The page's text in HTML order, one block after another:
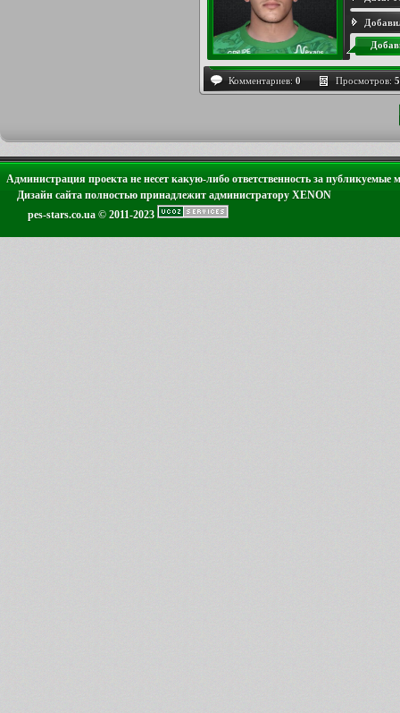
Комментариев: 0 Просмотров:
Администрация проекта не несет какую-либо ответственность за публикуемые
Дизайн сайта полностью принадлежит администратору XENON
pes-stars.co.ua © 2011-2023